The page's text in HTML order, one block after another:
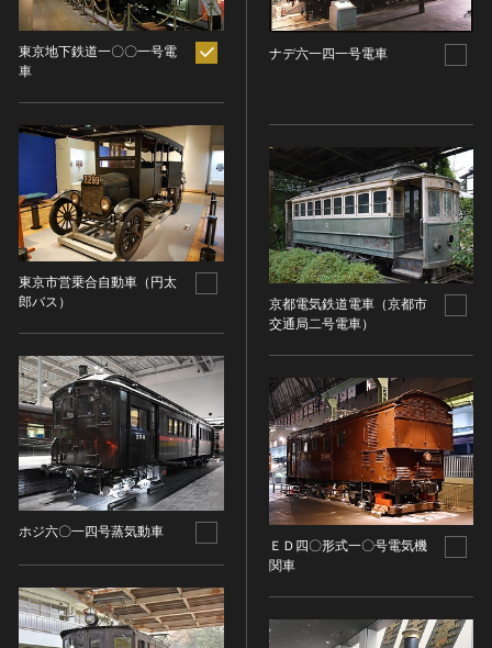
無形文化遺産
動画で見る無形の文化財
関連サイトリンク
サイトマップ
文化遺産データベース
国指定文化財等データベース
東京地下鉄道一〇〇一号電
車
東京市営乗合自動車（円太
郎バス）
ホジ六〇一四号蒸気動車
ナデ六一四一号電車
京都電気鉄道電車（京都市
交通局二号電車）
ＥＤ四〇形式一〇号電気機
関車
時代
時代を選択
縄文 [日本]
弥生 [日本]
古墳 [日本]
飛鳥 [日本]
奈良 [日本]
平安 [日本]
南北朝 [日本]
室町 [日本]
安土・桃山 [日本]
江戸 [日本]
明治 [日本]
大正 [日本]
昭和以降 [日本]
令和 [日本]
旧石器 [朝鮮半島]
分野
分野を選択
建造物
宗教建築
城郭建築
住居建築
近代その他
絵画
日本画
油彩画
水彩
素描
東洋画(日本画を除く)
木版画
銅版画
所在地（都道府県）
所在地（都道府県）を選択
所在地（市区町村）
所在地（市区町村）を選択
所蔵館
指定区分
指定区分を選択
国宝
重要文化財
登録有形文化財
重要無形文化財
メディア（動画等）
動画
画像ライセンス